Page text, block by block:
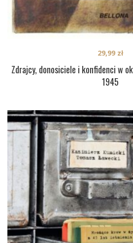
Zdrajcy, donosiciele i konfidenci w
1945
29,99 zł